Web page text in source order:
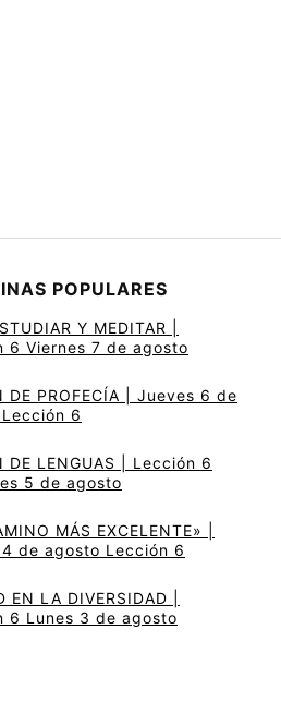
POPULARES
Y MEDITAR |
6 Viernes 7 de agosto
DE PROFECÍA | Jueves 6 de
6
DE LENGUAS | Lección 6
5 de agosto
MÁS EXCELENTE» |
de agosto Lección 6
EN LA DIVERSIDAD |
6 Lunes 3 de agosto